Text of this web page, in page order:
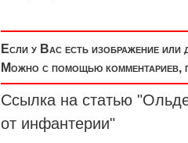
Если у Вас есть изображение
Можно с помощью комментариев,
Ссылка на статью
от инфантерии"